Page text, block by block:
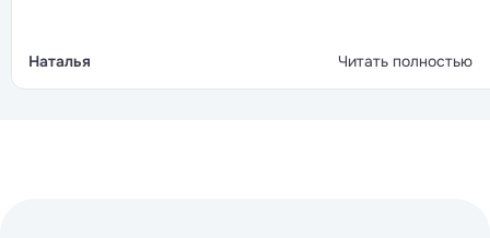
не понравилось, повара молодцы. В общем,
Наталья Читать полностью